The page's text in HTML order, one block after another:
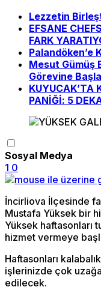
Lezzetin
EFSANE
FARK
Palandöken’e
Mesut Gümüş
Görevine
KUYUCAK’TA
PANİĞİ: 5
Sosyal Medya
1 0
İncirliova İlçesinde
Mustafa Yüksek bir
Yüksek haftasonları
hizmet vermeye
Haftasonları
işlerinizde çok
edilecek.